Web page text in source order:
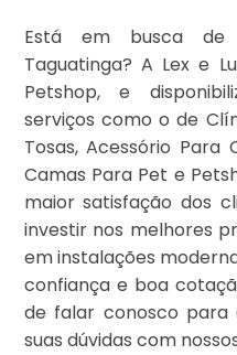
Está em busca de
Taguatinga? A Lex e
Petshop, e
serviços como o de
Tosas, Acessório Para
Camas Para Pet e
maior satisfação dos
investir nos melhores
em instalações
confiança e boa
de falar conosco para
suas dúvidas com